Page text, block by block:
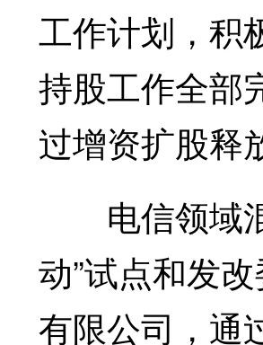
工作计划，积
持股工作全部
过增资扩股释
电信领域混
动”试点和发
有限公司，通